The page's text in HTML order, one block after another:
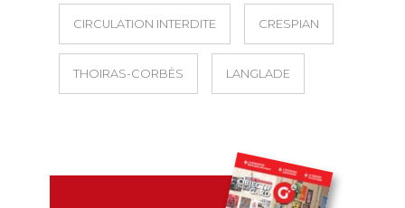
CIRCULATION INTERDITE CRESPIAN
THOIRAS-CORBÈS LANGLADE